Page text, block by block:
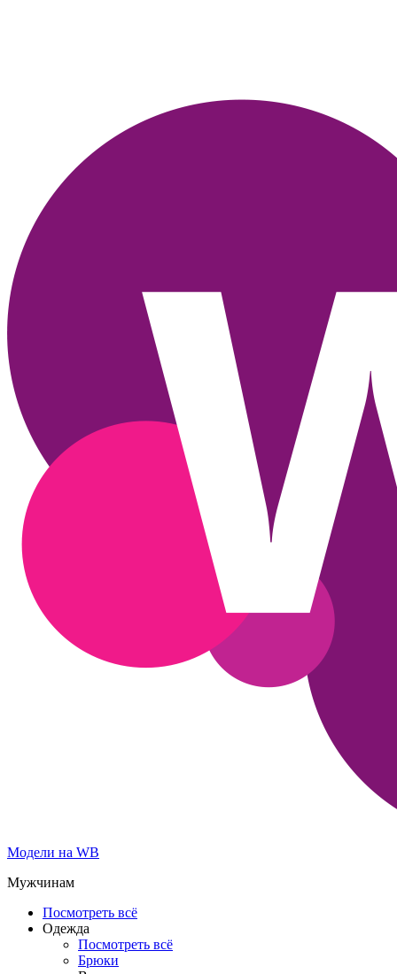
Модели на WB
Мужчинам
Посмотреть всё
Одежда
Посмотреть всё
Брюки